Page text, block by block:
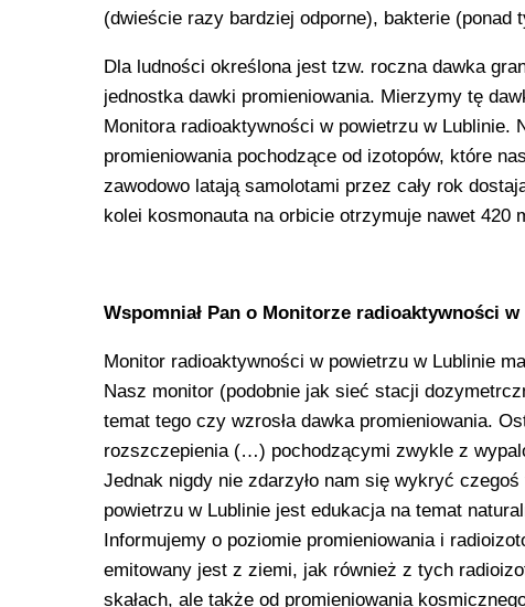
(dwieście razy bardziej odporne), bakterie
Dla ludności określona jest tzw. roczna dawka
jednostka dawki promieniowania. Mierzymy tę
Monitora radioaktywności w powietrzu w Lublinie.
promieniowania pochodzące od izotopów, które
zawodowo latają samolotami przez cały rok
kolei kosmonauta na orbicie otrzymuje nawet
Wspomniał Pan o Monitorze radioaktywności
Monitor radioaktywności w powietrzu w Lublinie
Nasz monitor (podobnie jak sieć stacji
temat tego czy wzrosła dawka promieniowania.
rozszczepienia (…) pochodzącymi zwykle z
Jednak nigdy nie zdarzyło nam się wykryć
powietrzu w Lublinie jest edukacja na temat
Informujemy o poziomie promieniowania i
emitowany jest z ziemi, jak również z tych
skałach, ale także od promieniowania